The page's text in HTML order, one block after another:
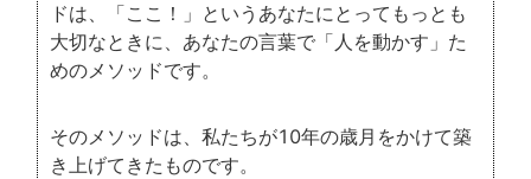
ドは、「ここ！」というあなたにとってもっとも
大切なときに、あなたの言葉で「人を動かす」た
めのメソッドです。
そのメソッドは、私たちが10年の歳月をかけて築
き上げてきたものです。